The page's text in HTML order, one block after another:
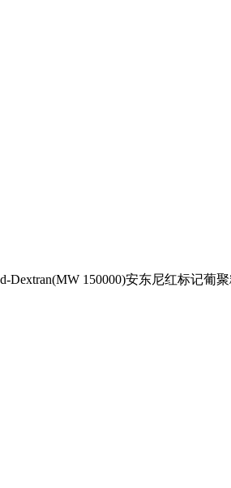
Dextran(MW 150000)安东尼红标记葡